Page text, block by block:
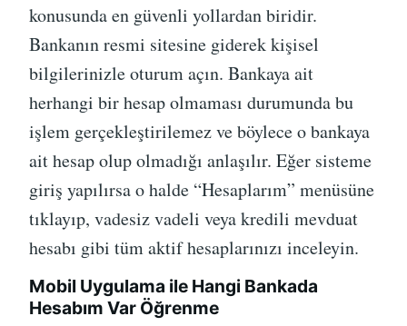
konusunda en güvenli yollardan biridir.
Bankanın resmi sitesine giderek kişisel
bilgilerinizle oturum açın. Bankaya ait
herhangi bir hesap olmaması durumunda bu
işlem gerçekleştirilemez ve böylece o bankaya
ait hesap olup olmadığı anlaşılır. Eğer sisteme
giriş yapılırsa o halde “Hesaplarım” menüsüne
tıklayıp, vadesiz vadeli veya kredili mevduat
hesabı gibi tüm aktif hesaplarınızı inceleyin.
Mobil Uygulama ile Hangi Bankada
Hesabım Var Öğrenme